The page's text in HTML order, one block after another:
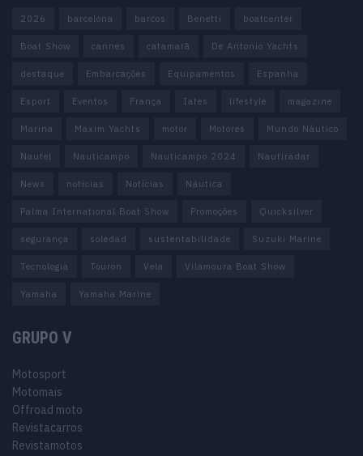
2026 barcelona barcos Benetti boatcenter
Boat Show cannes catamarã De Antonio Yachts
destaque Embarcações Equipamentos Espanha
Esport Eventos França Iates lifestyle magazine
Marina Maxim Yachts motor Motores Mundo Náutico
Nautel Nauticampo Nauticampo 2024 Nautiradar
News noticias Notícias Náutica
Palma International Boat Show Promoções Quicksilver
segurança soledad sustentabilidade Suzuki Marine
Tecnologia Touron Vela Vilamoura Boat Show
Yamaha Yamaha Marine
GRUPO V
Motosport
Motomais
Offroad moto
Revistacarros
Revistamotos